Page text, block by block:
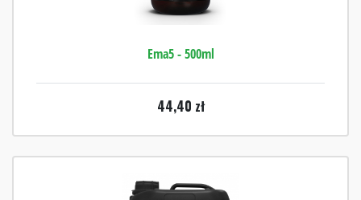
Ema5 - 500ml
44,40 zł